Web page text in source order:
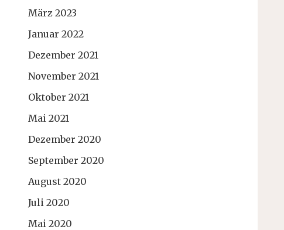
März 2023
Januar 2022
Dezember 2021
November 2021
Oktober 2021
Mai 2021
Dezember 2020
September 2020
August 2020
Juli 2020
Mai 2020